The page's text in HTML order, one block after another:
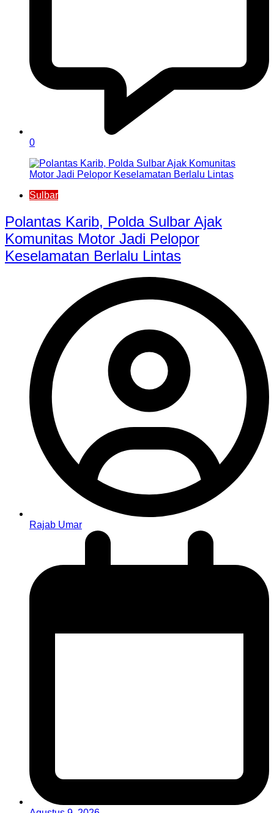
0
Sulbar
Polantas Karib, Polda Sulbar Ajak
Komunitas Motor Jadi Pelopor
Keselamatan Berlalu Lintas
Rajab Umar